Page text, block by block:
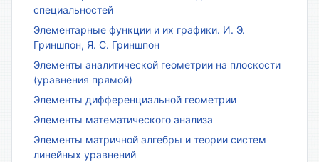
специальностей
Элементарные функции и их графики. И. Э.
Гриншпон, Я. С. Гриншпон
Элементы аналитической геометрии на плоскости
(уравнения прямой)
Элементы дифференциальной геометрии
Элементы математического анализа
Элементы матричной алгебры и теории систем
линейных уравнений